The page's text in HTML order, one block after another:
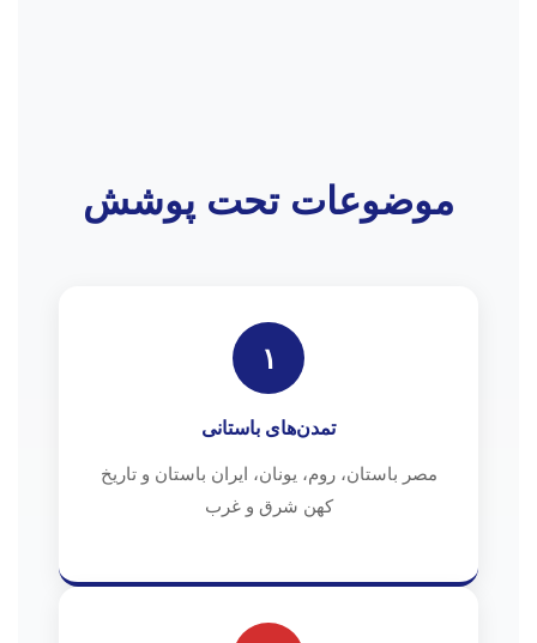
موضوعات تحت پوشش
۱
تمدن‌های باستانی
مصر باستان، روم، یونان، ایران باستان و تاریخ
کهن شرق و غرب